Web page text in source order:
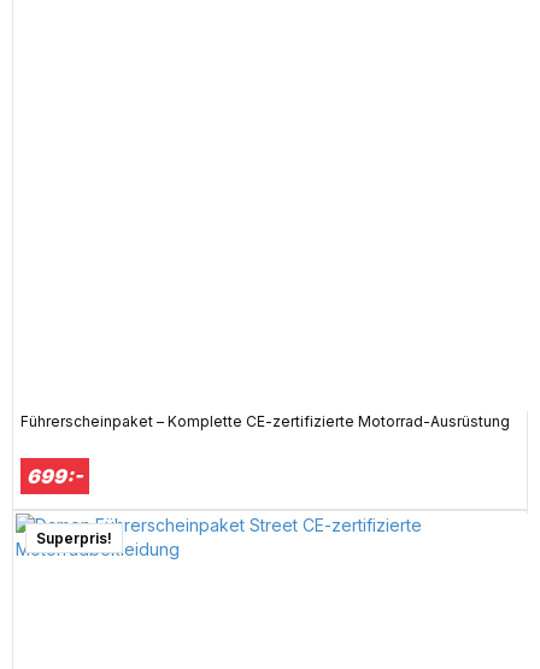
Führerscheinpaket – Komplette CE-zertifizierte Motorrad-Ausrüstung
699:-
Superpris!